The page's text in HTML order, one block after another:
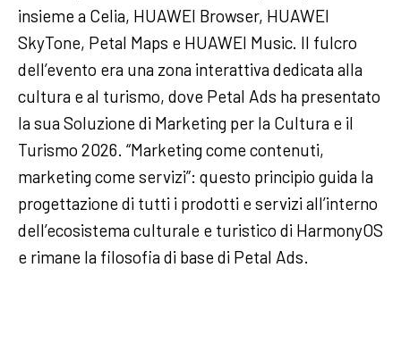
insieme a Celia, HUAWEI Browser, HUAWEI
SkyTone, Petal Maps e HUAWEI Music. Il fulcro
dell’evento era una zona interattiva dedicata alla
cultura e al turismo, dove Petal Ads ha presentato
la sua Soluzione di Marketing per la Cultura e il
Turismo 2026. “Marketing come contenuti,
marketing come servizi”: questo principio guida la
progettazione di tutti i prodotti e servizi all’interno
dell’ecosistema culturale e turistico di HarmonyOS
e rimane la filosofia di base di Petal Ads.